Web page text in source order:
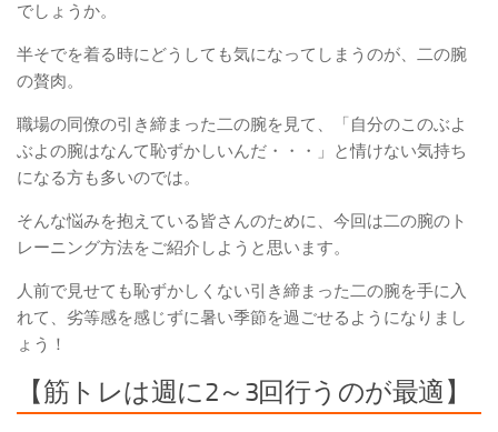
でしょうか。
半そでを着る時にどうしても気になってしまうのが、 二の腕
の贅肉。
職場の同僚の引き締まった二の腕を見て、「自分のこのぶよ
ぶよの腕はなんて恥ずかしいんだ・・・」と情けない気持ち
になる方も多いのでは。
そんな悩みを抱えている皆さんのために、今回は二の腕のト
レーニング方法をご紹介しようと思います。
人前で見せても恥ずかしくない引き締まった二の腕を手に入
れて、劣等感を感じずに暑い季節を過ごせるようになりまし
ょう！
【筋トレは週に2～3回行うのが最適】